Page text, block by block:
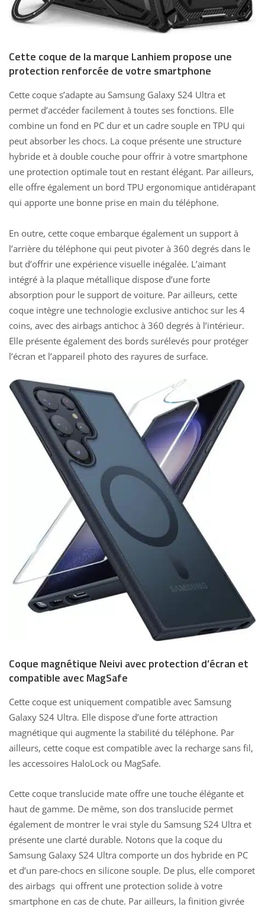
Cette coque de la marque Lanhiem propose une
protection renforcée de votre smartphone
Cette coque s’adapte au Samsung Galaxy S24 Ultra et
permet d’accéder facilement à toutes ses fonctions. Elle
combine un fond en PC dur et un cadre souple en TPU qui
peut absorber les chocs. La coque présente une structure
hybride et à double couche pour offrir à votre smartphone
une protection optimale tout en restant élégant. Par ailleurs,
elle offre également un bord TPU ergonomique antidérapant
qui apporte une bonne prise en main du téléphone.
En outre, cette coque embarque également un support à
l’arrière du téléphone qui peut pivoter à 360 degrés dans le
but d’offrir une expérience visuelle inégalée. L’aimant
intégré à la plaque métallique dispose d’une forte
absorption pour le support de voiture. Par ailleurs, cette
coque intègre une technologie exclusive antichoc sur les 4
coins, avec des airbags antichoc à 360 degrés à l’intérieur.
Elle présente également des bords surélevés pour protéger
l’écran et l’appareil photo des rayures de surface.
Coque magnétique Neivi avec protection d’écran et
compatible avec MagSafe
Cette coque est uniquement compatible avec Samsung
Galaxy S24 Ultra. Elle dispose d’une forte attraction
magnétique qui augmente la stabilité du téléphone. Par
ailleurs, cette coque est compatible avec la recharge sans fil,
les accessoires HaloLock ou MagSafe.
Cette coque translucide mate offre une touche élégante et
haut de gamme. De même, son dos translucide permet
également de montrer le vrai style du Samsung S24 Ultra et
présente une clarté durable. Notons que la coque du
Samsung Galaxy S24 Ultra comporte un dos hybride en PC
et d’un pare-chocs en silicone souple. De plus, elle comporet
des airbags qui offrent une protection solide à votre
smartphone en cas de chute. Par ailleurs, la finition givrée